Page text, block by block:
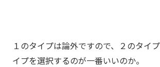
１のタイプは論外ですので、２のタイ
イプを選択するのが一番いいのか。